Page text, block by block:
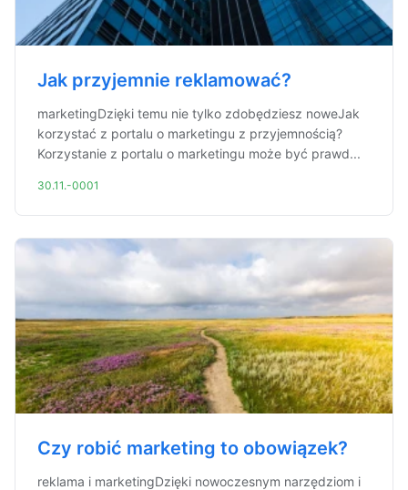
Jak przyjemnie reklamować?
marketingDzięki temu nie tylko zdobędziesz noweJak
korzystać z portalu o marketingu z przyjemnością?
Korzystanie z portalu o marketingu może być prawd...
30.11.-0001
Czy robić marketing to obowiązek?
reklama i marketingDzięki nowoczesnym narzędziom i